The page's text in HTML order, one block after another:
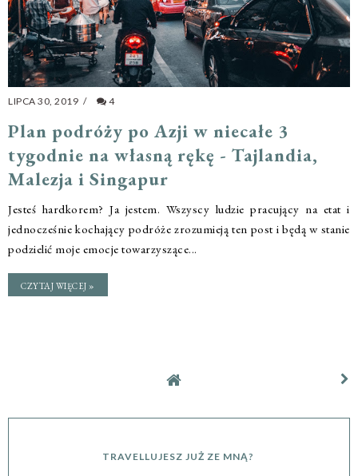
LIPCA 30, 2019 / 4
Plan podróży po Azji w niecałe 3
tygodnie na własną rękę - Tajlandia,
Malezja i Singapur
Jesteś hardkorem? Ja jestem. Wszyscy ludzie pracujący na etat i
jednocześnie kochający podróże zrozumieją ten post i będą w stanie
podzielić moje emocje towarzyszące...
CZYTAJ WIĘCEJ »
TRAVELLUJESZ JUŻ ZE MNĄ?